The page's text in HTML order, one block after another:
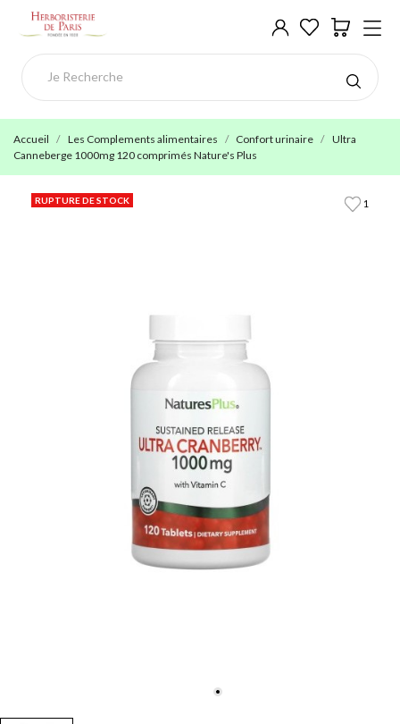
Accueil Les Complements alimentaires Confort urinaire
Ultra
Canneberge 1000mg 120 comprimés Nature's Plus
1
RUPTURE DE STOCK